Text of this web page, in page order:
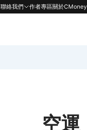
聯絡我們 作者專區關於CMoney
空運